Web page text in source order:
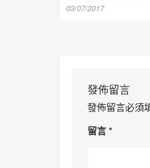
03/07/2017
發佈留言
發佈留言必須
留言*